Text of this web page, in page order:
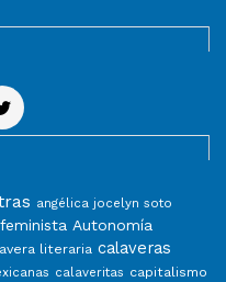
angélica jocelyn soto
Autonomía
literaria calaveras
calaveritas capitalismo